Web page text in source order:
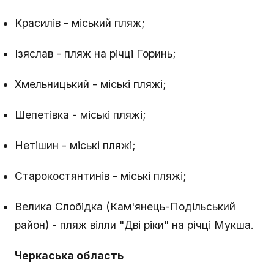
Красилів - міський пляж;
Ізяслав - пляж на річці Горинь;
Хмельницький - міські пляжі;
Шепетівка - міські пляжі;
Нетішин - міські пляжі;
Старокостянтинів - міські пляжі;
Велика Слобідка (Кам'янець-Подільський
район) - пляж вілли "Дві ріки" на річці Мукша.
Черкаська область